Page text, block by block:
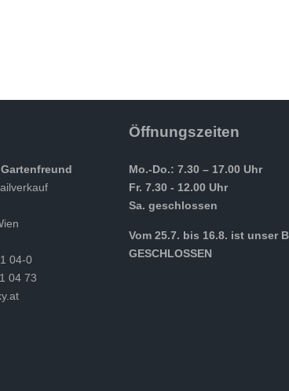
04-0
04 73
Öffnungszeiten
Mo.-Do.: 7.30 – 17.00 Uhr
Fr. 7.30 - 12.00 Uhr
Sa. geschlossen
Vom 25.7. bis 16.8. ist unser
GESCHLOSSEN